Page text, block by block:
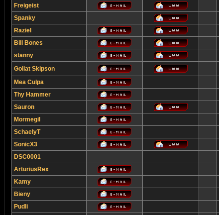
Freigeist
Spanky
Raziel
Bill Bones
stanny
Goliat Skipson
Mea Culpa
Thy Hammer
Sauron
Mormegil
SchaelyT
SonicX3
DSC0001
ArturiusRex
Kamy
Bieny
Pudli